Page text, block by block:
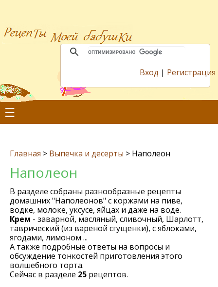
Вход | Регистрация
☰
Главная > Выпечка и десерты > Наполеон
Наполеон
В разделе собраны разнообразные рецепты
домашних "Наполеонов" с коржами на пиве,
водке, молоке, уксусе, яйцах и даже на воде.
Крем - заварной, масляный, сливочный, Шарлотт,
таврический (из вареной сгущенки), с яблоками,
ягодами, лимоном ...
А также подробные ответы на вопросы и
обсуждение тонкостей приготовления этого
волшебного торта.
Сейчас в разделе 25 рецептов.